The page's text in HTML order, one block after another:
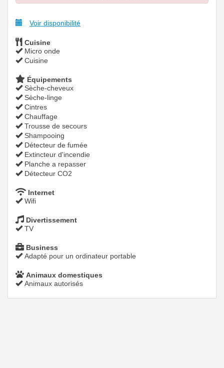
Voir disponibilité
Cuisine
Micro onde
Cuisine
Équipements
Sèche-cheveux
Sèche-linge
Cintres
Chauffage
Trousse de secours
Shampooing
Détecteur de fumée
Extincteur d'incendie
Planche a repasser
Détecteur CO2
Internet
Wifi
Divertissement
TV
Business
Adapté pour un ordinateur portable
Animaux domestiques
Animaux autorisés